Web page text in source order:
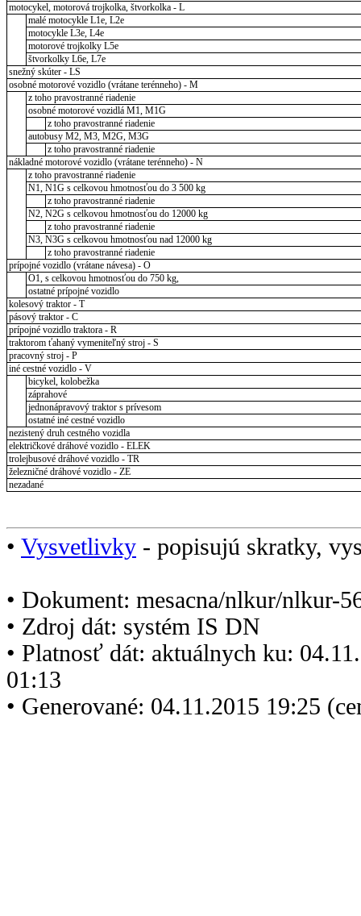
motocykel, motorová trojkolka, štvorkolka - L
malé motocykle L1e, L2e
motocykle L3e, L4e
motorové trojkolky L5e
štvorkolky L6e, L7e
snežný skúter - LS
osobné motorové vozidlo (vrátane terénneho) - M
z toho pravostranné riadenie
osobné motorové vozidlá M1, M1G
z toho pravostranné riadenie
autobusy M2, M3, M2G, M3G
z toho pravostranné riadenie
nákladné motorové vozidlo (vrátane terénneho) - N
z toho pravostranné riadenie
N1, N1G s celkovou hmotnosťou do 3 500 kg
z toho pravostranné riadenie
N2, N2G s celkovou hmotnosťou do 12000 kg
z toho pravostranné riadenie
N3, N3G s celkovou hmotnosťou nad 12000 kg
z toho pravostranné riadenie
prípojné vozidlo (vrátane návesa) - O
O1, s celkovou hmotnosťou do 750 kg,
ostatné prípojné vozidlo
kolesový traktor - T
pásový traktor - C
prípojné vozidlo traktora - R
traktorom ťahaný vymeniteľný stroj - S
pracovný stroj - P
iné cestné vozidlo - V
bicykel, kolobežka
záprahové
jednonápravový traktor s prívesom
ostatné iné cestné vozidlo
nezistený druh cestného vozidla
električkové dráhové vozidlo - ELEK
trolejbusové dráhové vozidlo - TR
železničné dráhové vozidlo - ZE
nezadané
• Vysvetlivky - popisujú skratky,
• Dokument: mesacna/nlkur/nlkur-
• Zdroj dát: systém IS DN
• Platnosť dát: aktuálnych ku:
01:13
• Generované: 04.11.2015 19:25